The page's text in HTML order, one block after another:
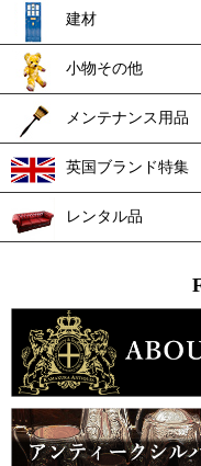
建材
小物その他
メンテナンス用品
英国ブランド特集
レンタル品